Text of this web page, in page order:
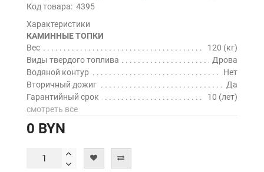
Код товара: 4395
Характеристики
КАМИННЫЕ ТОПКИ
Вес
120 (кг)
Виды твердого топлива
Дрова
Водяной контур
Нет
Вторичный дожиг
Да
Гарантийный срок
10 (лет)
смотреть все
0 BYN